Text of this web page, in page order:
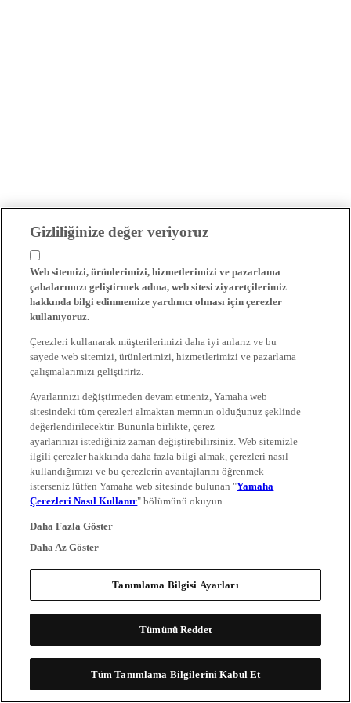
Gizliliğinize değer veriyoruz
Web sitemizi, ürünlerimizi, hizmetlerimizi ve pazarlama
çabalarımızı geliştirmek adına, web sitesi ziyaretçilerimiz
hakkında bilgi edinmemize yardımcı olması için çerezler
kullanıyoruz.
Çerezleri kullanarak müşterilerimizi daha iyi anlarız ve bu
sayede web sitemizi, ürünlerimizi, hizmetlerimizi ve pazarlama
çalışmalarımızı geliştiririz.
Ayarlarınızı değiştirmeden devam etmeniz, Yamaha web
sitesindeki tüm çerezleri almaktan memnun olduğunuz şeklinde
değerlendirilecektir. Bununla birlikte, çerez
ayarlarınızı istediğiniz zaman değiştirebilirsiniz. Web sitemizle
ilgili çerezler hakkında daha fazla bilgi almak, çerezleri nasıl
kullandığımızı ve bu çerezlerin avantajlarını öğrenmek
isterseniz lütfen Yamaha web sitesinde bulunan "Yamaha
Çerezleri Nasıl Kullanır" bölümünü okuyun.
Daha Fazla Göster
Daha Az Göster
Tanımlama Bilgisi Ayarları
Tümünü Reddet
Tüm Tanımlama Bilgilerini Kabul Et